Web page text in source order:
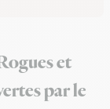
et
par le